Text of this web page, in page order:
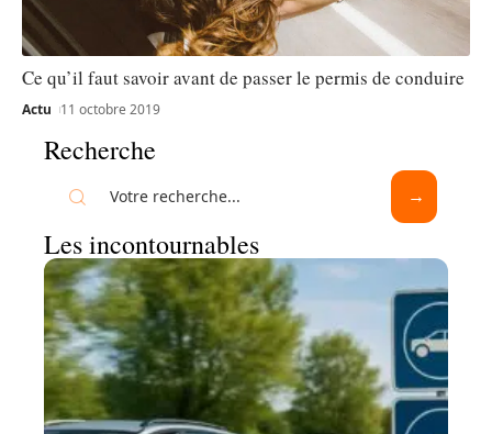
Ce qu’il faut savoir avant de passer le permis de conduire
Actu 11 octobre 2019
Recherche
Les incontournables